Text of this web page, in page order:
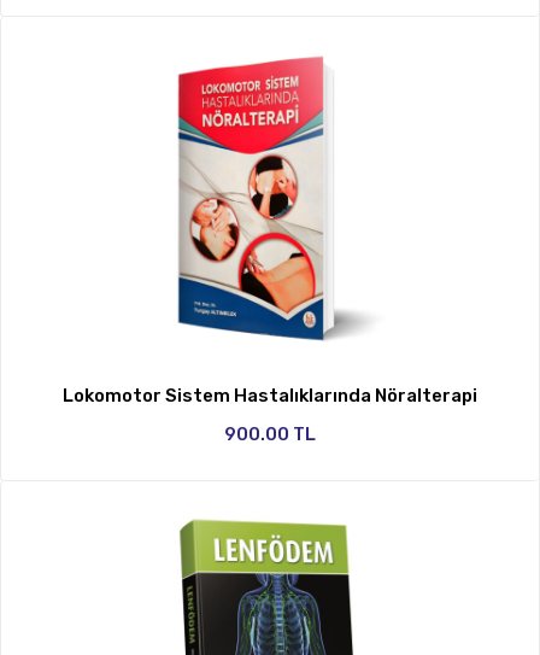
Lokomotor Sistem Hastalıklarında Nöralterapi
900.00 TL